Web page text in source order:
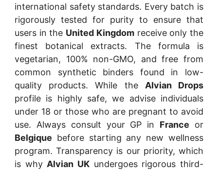
international safety standards. Every batch is
rigorously tested for purity to ensure that
users in the United Kingdomreceive only the
finest botanical extracts. The formula is
vegetarian, 100% non-GMO, and free from
common synthetic binders found in low-
quality products. While the Alvian Drops
profile is highly safe, we advise individuals
under 18 or those who are pregnant to avoid
use. Always consult your GP in France or
Belgique before starting any new wellness
program. Transparency is our priority, which
is why Alvian UK undergoes rigorous third-